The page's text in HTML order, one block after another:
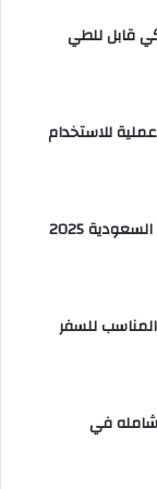
قابل للطي
للاستخدام
للسفر
شامله​ في